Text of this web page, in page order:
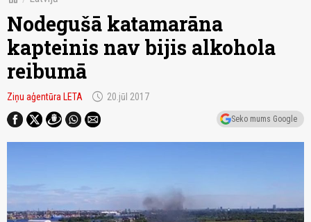
Nodegušā katamarāna
kapteinis nav bijis alkohola
reibumā
Ziņu aģentūra LETA schedule 20.jūl 2017
Seko mums Google